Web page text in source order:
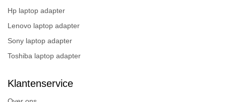
Hp laptop adapter
Lenovo laptop adapter
Sony laptop adapter
Toshiba laptop adapter
Klantenservice